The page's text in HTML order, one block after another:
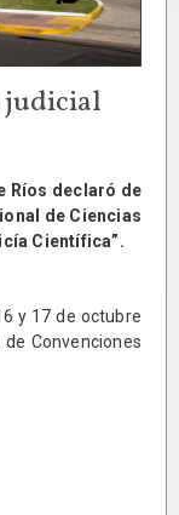
judicial
Ríos declaró de
de Ciencias
Científica”.
y 17 de octubre
Convenciones